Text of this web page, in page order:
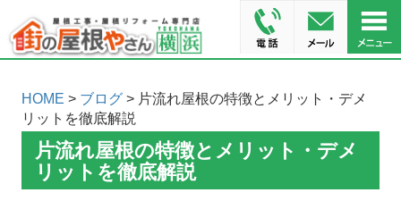
HOME > ブログ> 片流れ屋根の特徴とメリット・デメ
リットを徹底解説
片流れ屋根の特徴とメリット・デメ
リットを徹底解説